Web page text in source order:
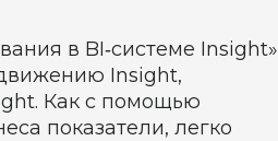
в BI‑системе Insight»
Insight,
Как с помощью
показатели, легко